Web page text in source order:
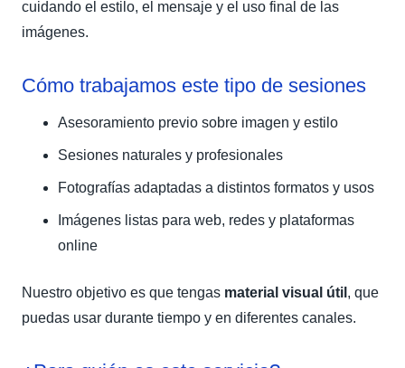
cuidando el estilo, el mensaje y el uso final de las
imágenes.
Cómo trabajamos este tipo de sesiones
Asesoramiento previo sobre imagen y estilo
Sesiones naturales y profesionales
Fotografías adaptadas a distintos formatos y usos
Imágenes listas para web, redes y plataformas
online
Nuestro objetivo es que tengas material visual útil , que
puedas usar durante tiempo y en diferentes canales.